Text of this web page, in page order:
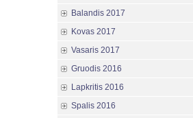
Balandis 2017
Kovas 2017
Vasaris 2017
Gruodis 2016
Lapkritis 2016
Spalis 2016